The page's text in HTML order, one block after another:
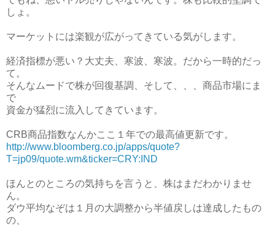
しょ。
マーケットには楽観が広がってきている気がします。
経済指標が悪い？大丈夫、寒波、寒波。だから一時的だっ
て。
そんなムードで株が回復基調、そして、、、商品市場にま
で
資金が猛烈に流入してきています。
CRB商品指数なんかここ１年での最高値更新です。
http://www.bloomberg.co.jp/apps/quote?
T=jp09/quote.wm&ticker=CRY:IND
ほんとのところの気持ちを言うと、株はまだわかりませ
ん。
ダウ平均なぞは１月の大調整から半値戻しは達成したもの
の、